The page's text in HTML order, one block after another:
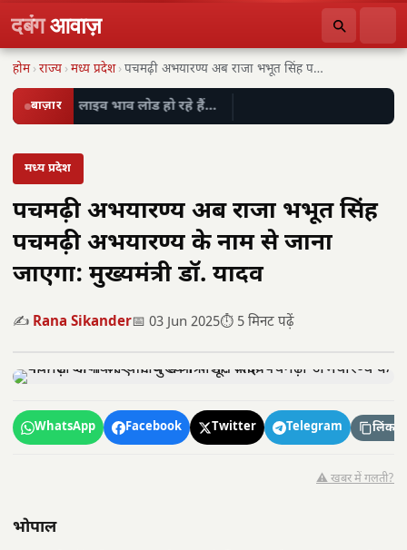
दबंगआवाज़
होम ›राज्य ›मध्य प्रदेश › पचमढ़ी अभयारण्य अब राजा भभूत सिंह पचमढ़ी अभयारण्य…
बाज़ार लाइव भाव लोड हो रहे हैं…
मध्य प्रदेश
पचमढ़ी अभयारण्य अब राजा भभूत सिंह
पचमढ़ी अभयारण्य के नाम से जाना
जाएगा: मुख्यमंत्री डॉ. यादव
✍️ Rana Sikander📅 03 Jun 2025⏱️ 5 मिनट पढ़ें
WhatsApp Facebook Twitter Telegram लिंक
⚠️ खबर में गलती?
भोपाल